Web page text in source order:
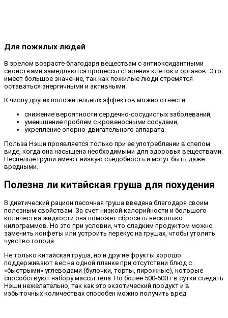
Для пожилых людей
В зрелом возрасте благодаря веществам с антиоксидантными
свойствами замедляются процессы старения клеток и органов. Это
имеет большое значение, так как пожилые люди стремятся
оставаться энергичными и активными.
К числу других положительных эффектов можно отнести:
снижение вероятности сердечно-сосудистых заболеваний,
уменьшение проблем с кровеносными сосудами,
укрепление опорно-двигательного аппарата.
Польза Нэши проявляется только при ее употреблении в спелом
виде, когда она насыщена необходимыми для здоровья веществами.
Неспелые груши имеют низкую съедобность и могут быть даже
вредными.
Полезна ли китайская груша для похудения
В диетический рацион песочная груша введена благодаря своим
полезным свойствам. За счет низкой калорийности и большого
количества жидкости она поможет сбросить несколько
килограммов. Но это при условии, что сладким продуктом можно
заменить конфеты или устроить перекус на грушах, чтобы утолить
чувство голода.
Не только китайская груша, но и другие фрукты хорошо
поддерживают вес на одной планке при отсутствии блюд с
«быстрыми» углеводами (булочки, торты, пирожные), которые
способствуют набору массы тела. Но более 500-600 г в сутки съедать
Нэши нежелательно, так как это экзотический продукт и в
избыточных количествах способен можно получить вред.